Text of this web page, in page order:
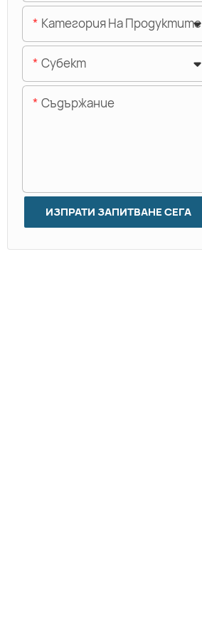
Категория На Продуктите
Субект
Съдържание
ИЗПРАТИ ЗАПИТВАНЕ СЕГА